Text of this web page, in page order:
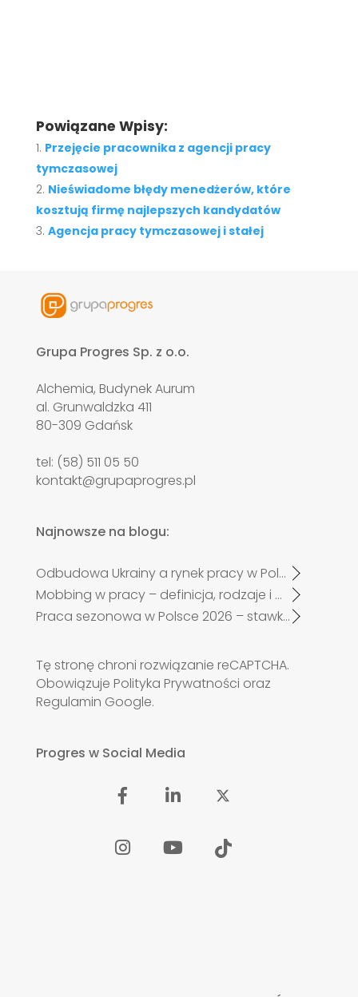
Powiązane Wpisy:
Przejęcie pracownika z agencji pracy
tymczasowej
Nieświadome błędy menedżerów, które
kosztują firmę najlepszych kandydatów
Agencja pracy tymczasowej i stałej
Grupa Progres Sp. z o.o.
Alchemia, Budynek Aurum
al. Grunwaldzka 411
80-309 Gdańsk
tel: (58) 511 05 50
kontakt@grupaprogres.pl
Najnowsze na blogu:
Odbudowa Ukrainy a rynek pracy w Polsce. Czy zabraknie specjalistów?
Mobbing w pracy – definicja, rodzaje i przykłady
Praca sezonowa w Polsce 2026 – stawki, trendy i nowe zasady zatrudnienia
Tę stronę chroni rozwiązanie reCAPTCHA.
Obowiązuje Polityka Prywatności oraz
Regulamin Google.
Progres w Social Media